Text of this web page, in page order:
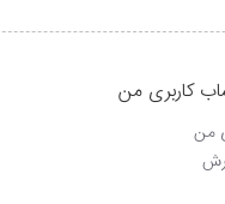
کاربری من
من